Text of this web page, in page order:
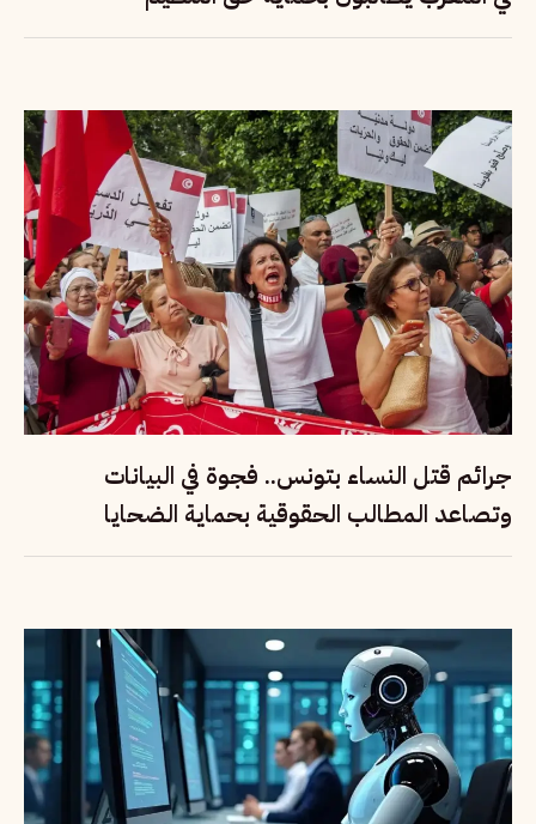
جرائم قتل النساء بتونس.. فجوة في البيانات
وتصاعد المطالب الحقوقية بحماية الضحايا